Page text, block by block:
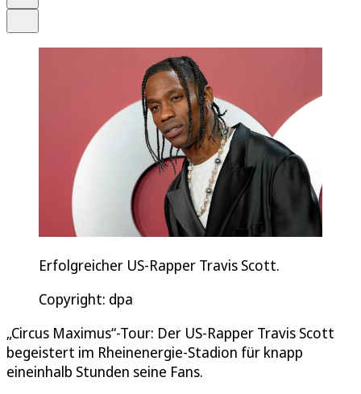
Erfolgreicher US-Rapper Travis Scott.
Copyright: dpa
„Circus Maximus“-Tour: Der US-Rapper Travis Scott
begeistert im Rheinenergie-Stadion für knapp
eineinhalb Stunden seine Fans.